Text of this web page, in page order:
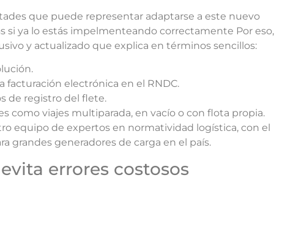
que puede representar adaptarse a este nuevo
si ya lo estás impelmenteando correctamente Por eso,
y actualizado que explica en términos sencillos:
facturación electrónica en el RNDC.
de registro del flete.
como viajes multiparada, en vacío o con flota propia.
equipo de expertos en normatividad logística, con el
grandes generadores de carga en el país.
errores costosos